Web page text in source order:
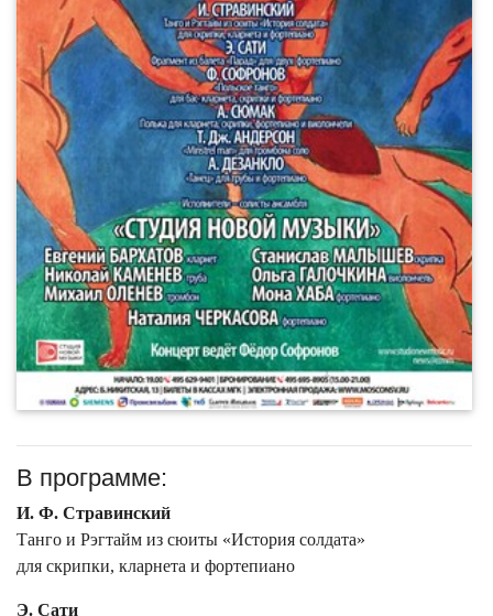
В программе:
И. Ф. Стравинский
Танго и Рэгтайм из сюиты «История солдата»
для скрипки, кларнета и фортепиано
Э. Сати